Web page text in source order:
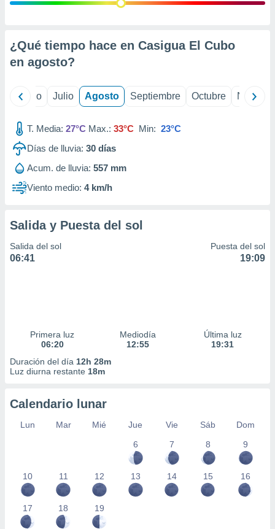
e
mediante
publicidad
de
1199
¿Qué tiempo hace en Casigua El Cubo
en agosto?
Junio Julio Agosto Septiembre Octubre
T. Media: 27°C Max.: 33°C Min: 23°C
Días de lluvia: 30 días
Acum. de lluvia: 557 mm
Viento medio: 4 km/h
Salida y Puesta del sol
Salida del sol
06:41
Puesta del sol
19:09
Primera luz
06:20
Mediodía
12:55
Última luz
19:31
Duración del día 12h 28m
Luz diurna restante 18m
Calendario lunar
Lun Mar Mié Jue Vie Sáb
Dom
6
7 8 9
10 11 12 13 14 15 16
17 18 19